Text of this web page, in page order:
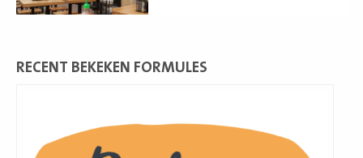
RECENT BEKEKEN FORMULES